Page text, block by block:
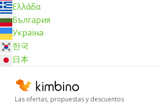
Ελλάδα
България
Україна
한국
日本
Las ofertas, propuestas y descuentos